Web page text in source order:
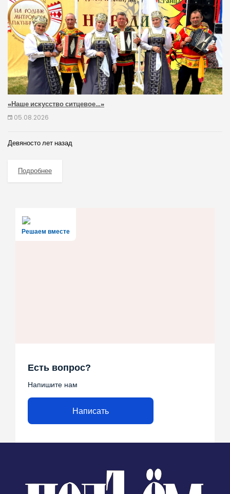
«Наше искусство ситцевое…»
05.08.2026
Девяносто лет назад
Подробнее
Решаем вместе
Есть вопрос?
Напишите нам
Написать